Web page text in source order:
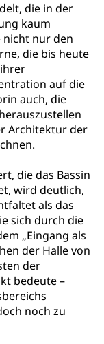
die in der
kaum
nur den
die bis heute
auf die
auch, die
Architektur der
die das Bassin
wird deutlich,
als das
sich durch die
„Eingang als
der Halle von
der
bedeute –
noch zu